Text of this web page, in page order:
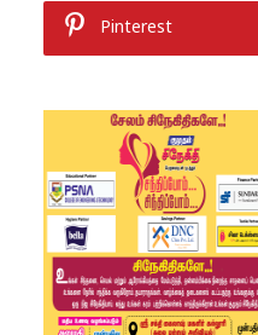
Pinterest